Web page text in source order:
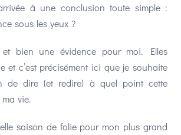
à une conclusion toute simple :
sous les yeux ?
bien une évidence pour moi. Elles
et c’est précisément ici que je souhaite
de dire (et redire) à quel point cette
vie.
saison de folie pour mon plus grand